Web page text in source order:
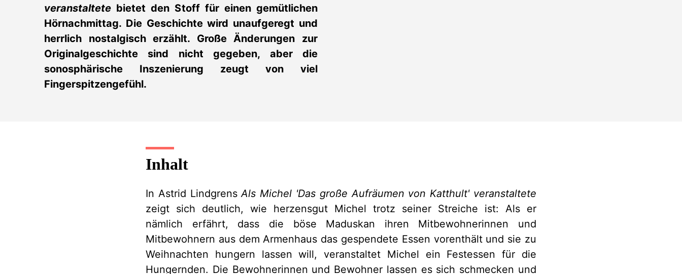
veranstaltete bietet den Stoff für einen gemütlichen
Hörnachmittag. Die Geschichte wird unaufgeregt und
herrlich nostalgisch erzählt. Große Änderungen zur
Originalgeschichte sind nicht gegeben, aber die
sonosphärische Inszenierung zeugt von viel
Fingerspitzengefühl.
Inhalt
In Astrid LindgrensAls Michel 'Das große Aufräumen von Katthult' veranstaltete
zeigt sich deutlich, wie herzensgut Michel trotz seiner Streiche ist: Als er
nämlich erfährt, dass die böse Maduskan ihren Mitbewohnerinnen und
Mitbewohnern aus dem Armenhaus das gespendete Essen vorenthält und sie zu
Weihnachten hungern lassen will, veranstaltet Michel ein Festessen für die
Hungernden. Die Bewohnerinnen und Bewohner lassen es sich schmecken und